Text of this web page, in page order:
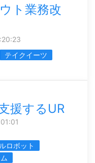
ト業務改
テイクイーツ
援するUR
ロボット